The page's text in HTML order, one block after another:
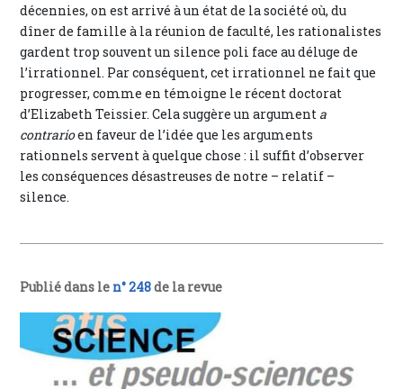
décennies, on est arrivé à un état de la société où, du
dîner de famille à la réunion de faculté, les rationalistes
gardent trop souvent un silence poli face au déluge de
l’irrationnel. Par conséquent, cet irrationnel ne fait que
progresser, comme en témoigne le récent doctorat
d’Elizabeth Teissier. Cela suggère un argument a
contrarioen faveur de l’idée que les arguments
rationnels servent à quelque chose : il suffit d’observer
les conséquences désastreuses de notre – relatif –
silence.
Publié dans le n° 248de la revue